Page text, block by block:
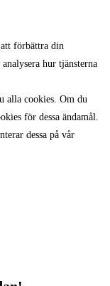
förbättra din
hur tjänsterna
alla cookies. Om du
för dessa ändamål.
dessa på vår